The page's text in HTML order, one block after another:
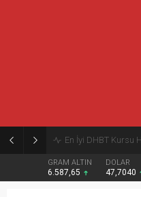
Burcular Pen —
GRAM ALTIN
6.587,65
DOLAR
47,7040